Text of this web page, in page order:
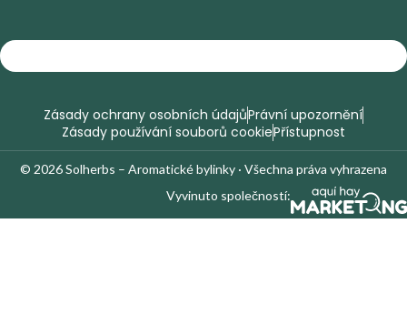
Zásady ochrany osobních údajůPrávní upozornění
Zásady používání souborů cookiePřístupnost
© 2026 Solherbs – Aromatické bylinky · Všechna práva vyhrazena
Vyvinuto společností: